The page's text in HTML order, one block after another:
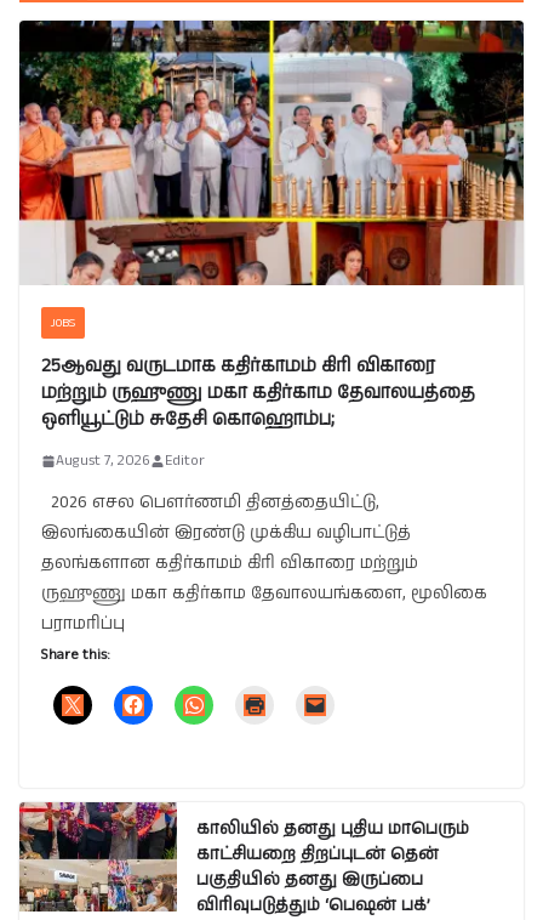
JOBS
25ஆவது வருடமாக கதிர்காமம் கிரி விகாரை
மற்றும் ருஹுணு மகா கதிர்காம தேவாலயத்தை
ஒளியூட்டும் சுதேசி கொஹொம்ப;
August 7, 2026 Editor
2026 எசல பௌர்ணமி தினத்தையிட்டு,
இலங்கையின் இரண்டு முக்கிய வழிபாட்டுத்
தலங்களான கதிர்காமம் கிரி விகாரை மற்றும்
ருஹுணு மகா கதிர்காம தேவாலயங்களை, மூலிகை
பராமரிப்பு
Share this:
காலியில் தனது புதிய மாபெரும்
காட்சியறை திறப்புடன் தென்
பகுதியில் தனது இருப்பை
விரிவுபடுத்தும் ‘பெஷன் பக்’